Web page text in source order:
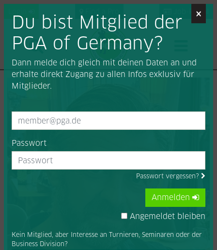
Job-Portal
×
Du bist Mitglied der
PGA of Germany?
Dann melde dich gleich mit deinen Daten an und
erhalte direkt Zugang zu allen Infos exklusiv für
Mitglieder.
Passwort
Passwort vergessen?
Kein Mitglied, aber Interesse an Turnieren, Seminaren oder der
Business Division?
Anmelden
Angemeldet bleiben